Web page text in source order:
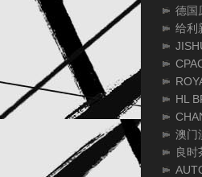
德国
给利
HL
澳门
良时